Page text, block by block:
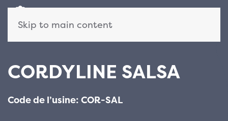
Skip to main content
CORDYLINE SALSA
Code de l’usine: COR-SAL